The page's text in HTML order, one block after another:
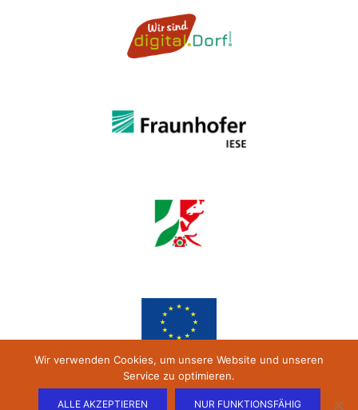
Wir verwenden Cookies, um unsere Website und unseren
Service zu optimieren.
ALLE AKZEPTIEREN NUR FUNKTIONSFÄHIG